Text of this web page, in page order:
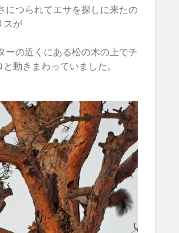
につられてエサを探しに来たの
スが
ーの近くにある松の木の上でチ
と動きまわっていました。